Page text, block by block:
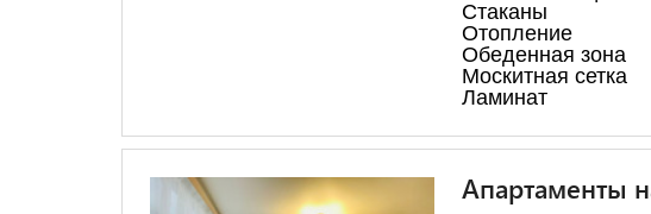
Стаканы
Отопление
Обеденная зона
Москитная сетка
Ламинат
Апартаменты